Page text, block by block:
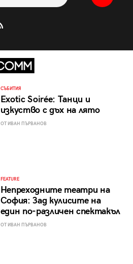
СЪБИТИЯ
Exotic Soirée: Танци и
изкуство с дъх на лято
ОТ ИВАН ПЪРВАНОВ
FEATURE
Непреходните театри на
София: Зад кулисите на
един по-различен спектакъл
ОТ ИВАН ПЪРВАНОВ